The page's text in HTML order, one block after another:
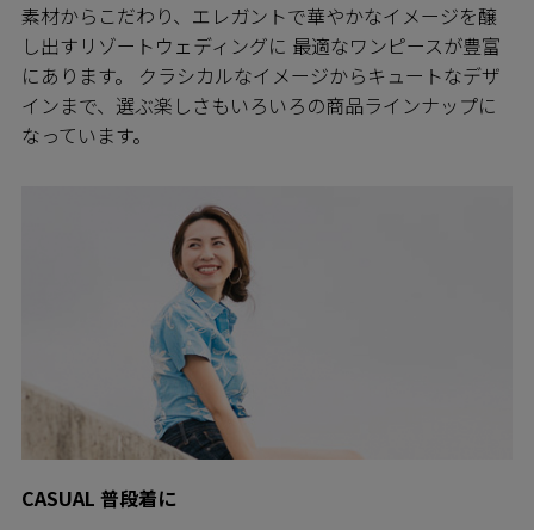
素材からこだわり、エレガントで華やかなイメージを醸
し出すリゾートウェディングに 最適なワンピースが豊富
にあります。 クラシカルなイメージからキュートなデザ
インまで、選ぶ楽しさもいろいろの商品ラインナップに
なっています。
CASUAL 普段着に